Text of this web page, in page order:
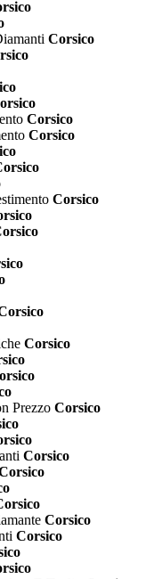
Corsico
Corsico
Corsico
Corsico
Corsico
Prezzo Corsico
Corsico
Corsico
Corsico